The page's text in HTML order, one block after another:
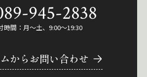
945-2838
時間：月～土、9:00～19:30
からお問い合わせ